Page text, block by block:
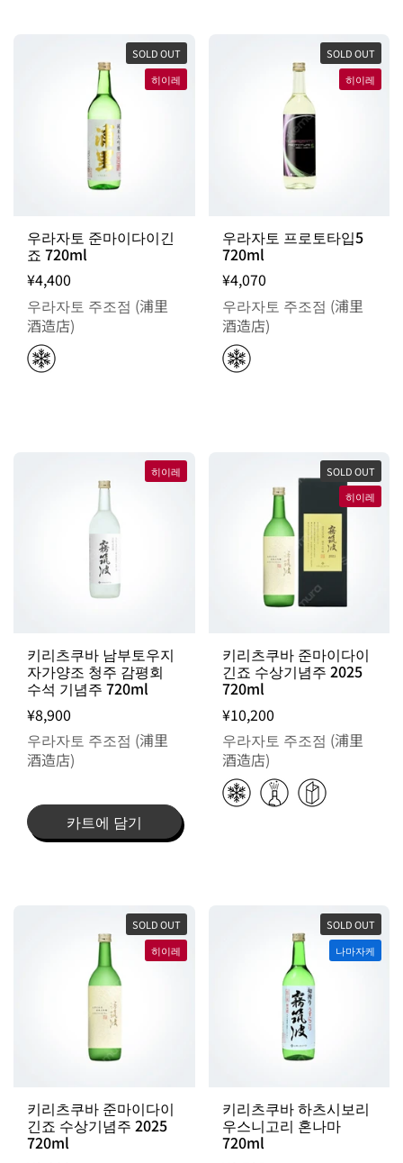
우라자토 준마이다이긴
죠 720ml
¥4,400
우라자토 주조점 (浦里
酒造店)
SOLD OUT
히이레
우라자토 프로토타입5
720ml
¥4,070
우라자토 주조점 (浦里
酒造店)
SOLD OUT
히이레
키리츠쿠바 남부토우지
자가양조 청주 감평회
수석 기념주 720ml
¥8,900
우라자토 주조점 (浦里
酒造店)
카트에 담기
히이레
키리츠쿠바 준마이다이
긴죠 수상기념주 2025
720ml
¥10,200
우라자토 주조점 (浦里
酒造店)
SOLD OUT
히이레
키리츠쿠바 준마이다이
긴죠 수상기념주 2025
720ml
SOLD OUT
히이레
키리츠쿠바 하츠시보리
우스니고리 혼나마
720ml
SOLD OUT
나마자케